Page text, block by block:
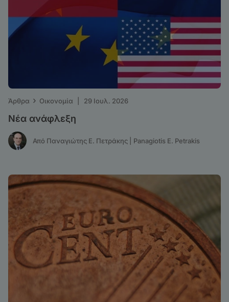
Άρθρα › Οικονομία 29 Ιουλ. 2026
Νέα ανάφλεξη
Από Παναγιώτης Ε. Πετράκης | Panagiotis E. Petrakis